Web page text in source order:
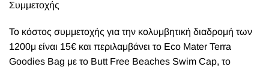
Συμμετοχής
Το κόστος συμμετοχής για την κολυμβητική διαδρομή των
1200μ είναι 15€ και περιλαμβάνει το Eco Mater Terra
Goodies Bag με τo Butt Free Beaches Swim Cap, το